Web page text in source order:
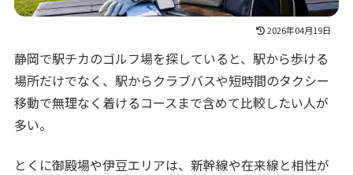
2026年04月19日
静岡で駅チカのゴルフ場を探していると、駅から歩ける
場所だけでなく、駅からクラブバスや短時間のタクシー
移動で無理なく着けるコースまで含めて比較したい人が
多い。
とくに御殿場や伊豆エリアは、新幹線や在来線と相性が